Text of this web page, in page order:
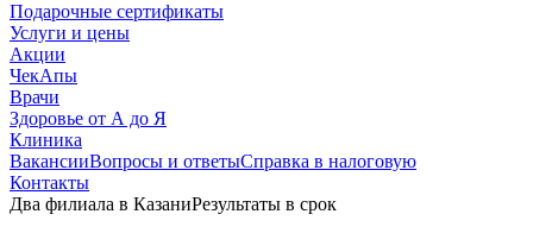
Подарочные сертификаты
Услуги и цены
Акции
ЧекАпы
Врачи
Здоровье от А до Я
Клиника
ВакансииВопросы и ответыСправка в налоговую
Контакты
Два филиала в КазаниРезультаты в срок